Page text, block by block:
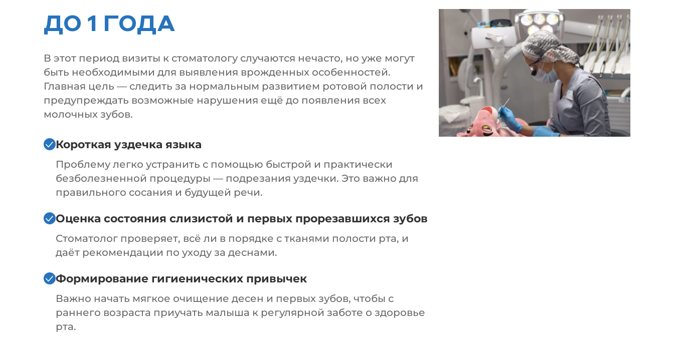
ДО 1 ГОДА
В этот период визиты к стоматологу случаются нечасто, но уже могут
быть необходимыми для выявления врожденных особенностей.
Главная цель — следить за нормальным развитием ротовой полости и
предупреждать возможные нарушения ещё до появления всех
молочных зубов.
Короткая уздечка языка
Проблему легко устранить с помощью быстрой и практически
безболезненной процедуры — подрезания уздечки. Это важно для
правильного сосания и будущей речи.
Оценка состояния слизистой и первых прорезавшихся зубов
Стоматолог проверяет, всё ли в порядке с тканями полости рта, и
даёт рекомендации по уходу за деснами.
Формирование гигиенических привычек
Важно начать мягкое очищение десен и первых зубов, чтобы с
раннего возраста приучать малыша к регулярной заботе о здоровье
рта.